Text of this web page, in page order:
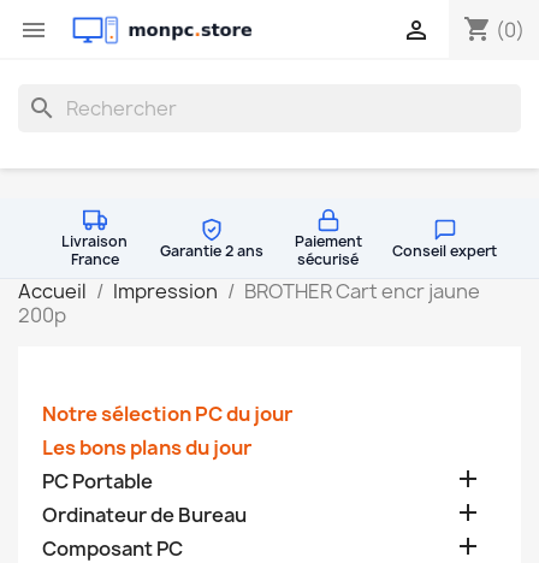
 shopping_cart (0)

search
Livraison
France
Garantie 2 ans
Paiement
sécurisé
Conseil expert
Accueil Impression
BROTHER Cart encr jaune
200p
Notre sélection PC du jour
Les bons plans du jour
PC Portable

Ordinateur de Bureau 
Composant PC 